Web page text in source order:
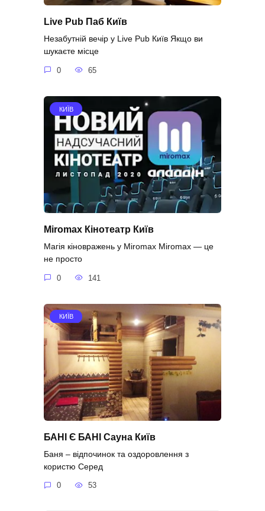
Live Pub Паб Київ
Незабутній вечір у Live Pub Київ Якщо ви
шукаєте місце
0 65
КИЇВ
Miromax Кінотеатр Київ
Магія кіновражень у Miromax Miromax — це
не просто
0 141
КИЇВ
БАНІ Є БАНІ Сауна Київ
Баня – відпочинок та оздоровлення з
користю Серед
0 53